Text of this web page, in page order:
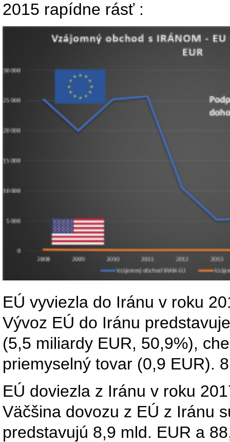
2015 rapídne rásť :
EÚ vyviezla do Iránu v roku
Vývoz EÚ do Iránu
(5,5 miliardy EUR, 50,9%),
priemyselný tovar (0,9 EUR).
EÚ doviezla z Iránu v roku
Väčšina dovozu z EÚ z Iránu
predstavujú 8,9 mld. EUR a